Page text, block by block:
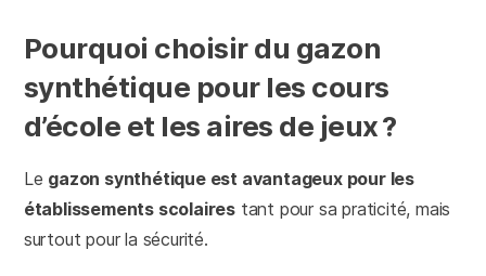
Pourquoi choisir du gazon
synthétique pour les cours
d’école et les aires de jeux ?
Le gazon synthétique est avantageux pour les
établissements scolaires tant pour sa praticité, mais
surtout pour la sécurité.